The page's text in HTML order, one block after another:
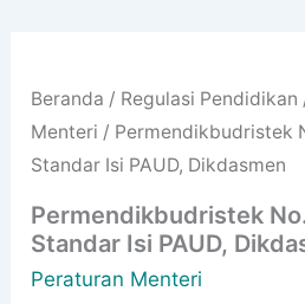
Beranda / Regulasi Pendidikan
Menteri / Permendikbudristek
Standar Isi PAUD, Dikdasmen
Permendikbudristek
Standar Isi PAUD,
Peraturan Menteri